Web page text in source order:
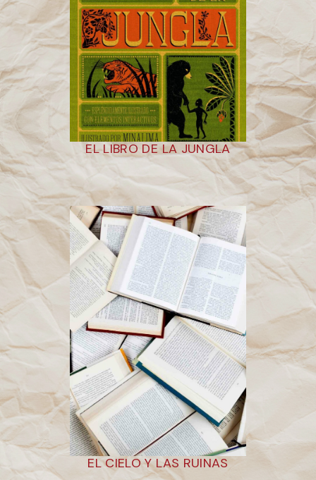
EL LIBRO DE LA JUNGLA
EL CIELO Y LAS RUINAS